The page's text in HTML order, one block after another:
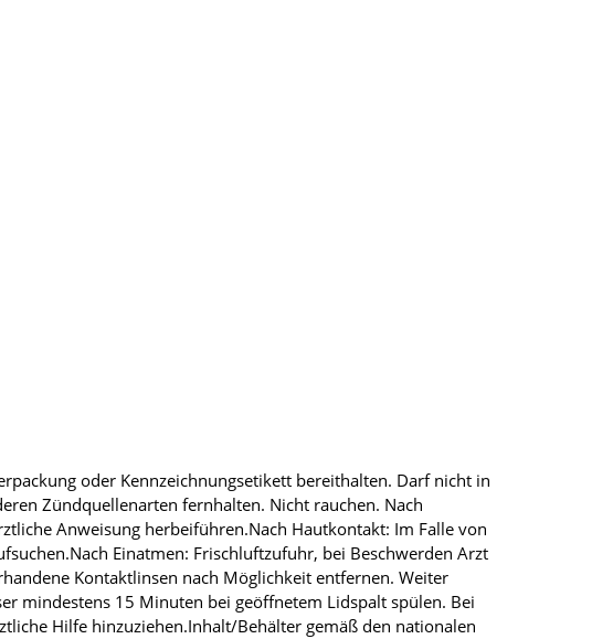
oder Kennzeichnungsetikett bereithalten. Darf nicht in
Zündquellenarten fernhalten. Nicht rauchen. Nach
Anweisung herbeiführen.Nach Hautkontakt: Im Falle von
Einatmen: Frischluftzufuhr, bei Beschwerden Arzt
Kontaktlinsen nach Möglichkeit entfernen. Weiter
mindestens 15 Minuten bei geöffnetem Lidspalt spülen. Bei
Hilfe hinzuziehen.Inhalt/Behälter gemäß den nationalen